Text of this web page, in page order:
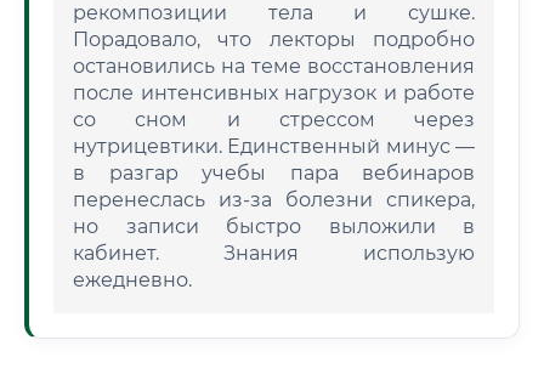
рекомпозиции тела и сушке.
Порадовало, что лекторы подробно
остановились на теме восстановления
после интенсивных нагрузок и работе
со сном и стрессом через
нутрицевтики. Единственный минус —
в разгар учебы пара вебинаров
перенеслась из-за болезни спикера,
но записи быстро выложили в
кабинет. Знания использую
ежедневно.